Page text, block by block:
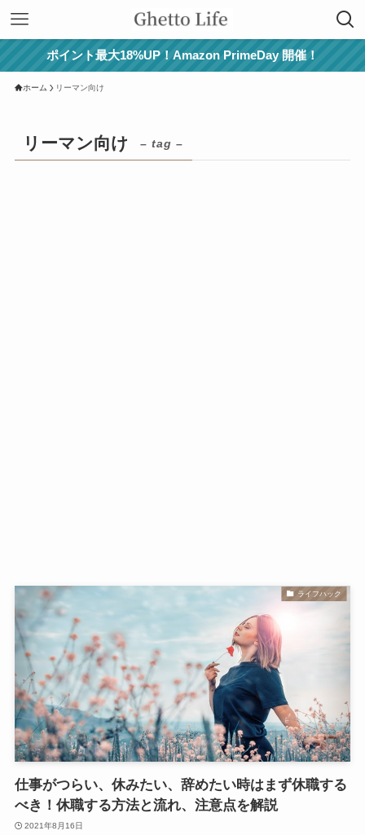
ポイント最大18%UP！Amazon PrimeDay 開催！
ホーム リーマン向け
リーマン向け – tag –
ライフハック
仕事がつらい、休みたい、辞めたい時はまず休職する
べき！休職する方法と流れ、注意点を解説
2021年8月16日